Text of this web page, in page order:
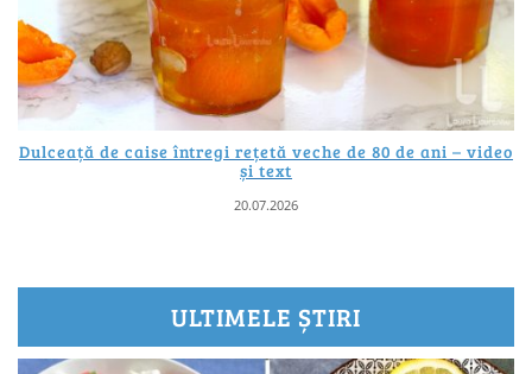
Dulceață de caise întregi rețetă veche de 80 de ani – video
și text
20.07.2026
ULTIMELE ȘTIRI